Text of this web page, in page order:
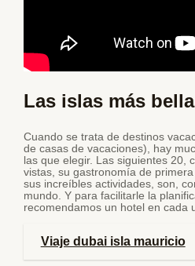
Las islas más
Cuando se trata de destinos
de casas de vacaciones), hay
las que elegir. Las siguientes 20,
vistas, su gastronomía de
sus increíbles actividades, son,
mundo. Y para facilitarle la
recomendamos un hotel en cada
Viaje dubai isla mauricio